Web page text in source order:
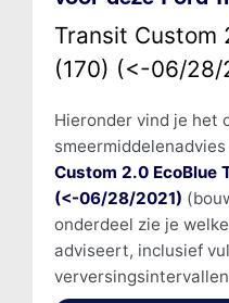
Transit Custom
(170) (<-06/28/
Hieronder vind je het
Custom 2.0 EcoBlue
(<-06/28/2021)
onderdeel zie je
adviseert, inclusief